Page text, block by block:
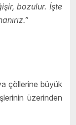
bozulur. İşte
çöllerine büyük
üzerinden